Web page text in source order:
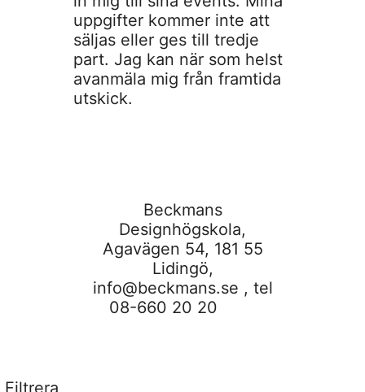
uppgifter kommer inte att
säljas eller ges till tredje
part. Jag kan när som helst
avanmäla mig från framtida
utskick.
Beckmans
Designhögskola,
Agavägen 54, 181 55
Lidingö,
info@beckmans.se , tel
08-660 20 20
Filtrera